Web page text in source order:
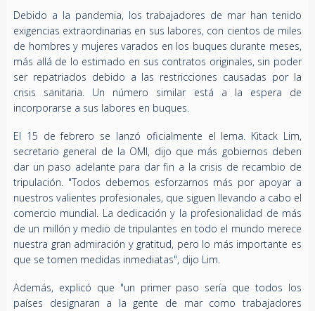
Debido a la pandemia, los trabajadores de mar han tenido
exigencias extraordinarias en sus labores, con cientos de miles
de hombres y mujeres varados en los buques durante meses,
más allá de lo estimado en sus contratos originales, sin poder
ser repatriados debido a las restricciones causadas por la
crisis sanitaria. Un número similar está a la espera de
incorporarse a sus labores en buques.
El 15 de febrero se lanzó oficialmente el lema. Kitack Lim,
secretario general de la OMI, dijo que más gobiernos deben
dar un paso adelante para dar fin a la crisis de recambio de
tripulación. "Todos debemos esforzarnos más por apoyar a
nuestros valientes profesionales, que siguen llevando a cabo el
comercio mundial. La dedicación y la profesionalidad de más
de un millón y medio de tripulantes en todo el mundo merece
nuestra gran admiración y gratitud, pero lo más importante es
que se tomen medidas inmediatas", dijo Lim.
Además, explicó que "un primer paso sería que todos los
países designaran a la gente de mar como trabajadores